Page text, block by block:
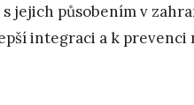
jejich působením v
integraci a k